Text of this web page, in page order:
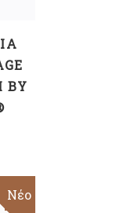
BY
Sale
Νέο